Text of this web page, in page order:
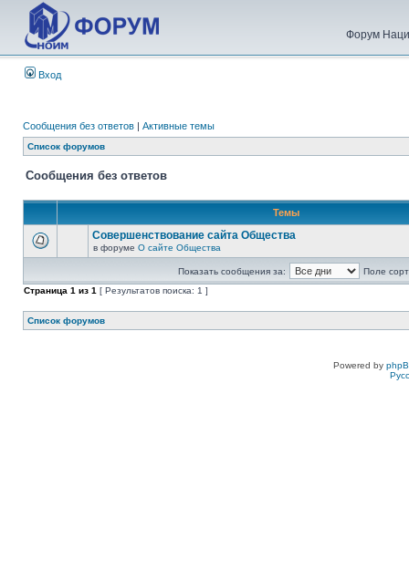
Форум
Вход
Сообщения без ответов | Активные темы
Список форумов
Сообщения без ответов
Темы
Совершенствование сайта Общества
в форуме О сайте Общества
Показать сообщения за:
Поле
Страница 1 из 1 [ Результатов поиска: 1 ]
Список форумов
Powered by